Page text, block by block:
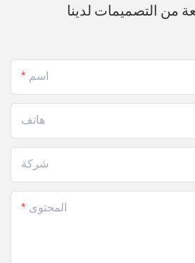
من التصميمات لدينا
اسم
هاتف
شركة
المحتوى